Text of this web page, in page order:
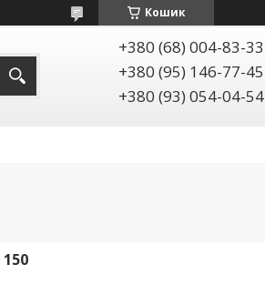
Кошик
+380 (68) 004-83-33
+380 (95) 146-77-45
+380 (93) 054-04-54